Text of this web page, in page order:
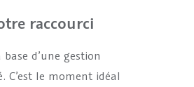
raccourci
d’une gestion
le moment idéal